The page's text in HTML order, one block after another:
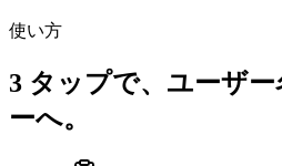
使い方
3 タップで、ユーザ
ーへ。